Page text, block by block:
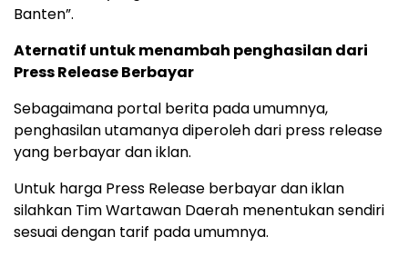
Banten”.
Aternatif untuk menambah penghasilan dari
Press Release Berbayar
Sebagaimana portal berita pada umumnya,
penghasilan utamanya diperoleh dari press release
yang berbayar dan iklan.
Untuk harga Press Release berbayar dan iklan
silahkan Tim Wartawan Daerah menentukan sendiri
sesuai dengan tarif pada umumnya.